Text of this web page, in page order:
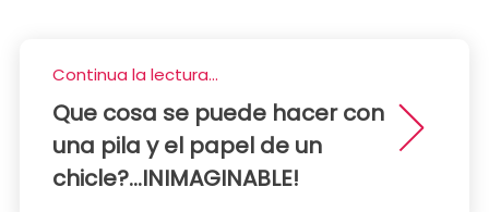
Continua la lectura...
Que cosa se puede hacer con
una pila y el papel de un
chicle?...INIMAGINABLE!